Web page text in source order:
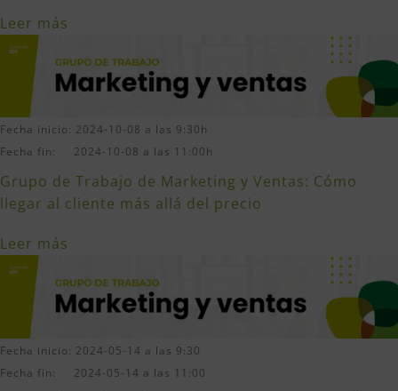
Leer más
Fecha inicio: 2024-10-08 a las 9:30h
Fecha fin: 2024-10-08 a las 11:00h
Grupo de Trabajo de Marketing y Ventas: Cómo
llegar al cliente más allá del precio
Leer más
Fecha inicio: 2024-05-14 a las 9:30
Fecha fin: 2024-05-14 a las 11:00